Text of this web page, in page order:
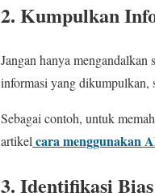
2. Kumpulkan
Jangan hanya
informasi yang dikumpulkan,
Sebagai contoh, untuk
artikel cara menggunakan
3. Identifikasi